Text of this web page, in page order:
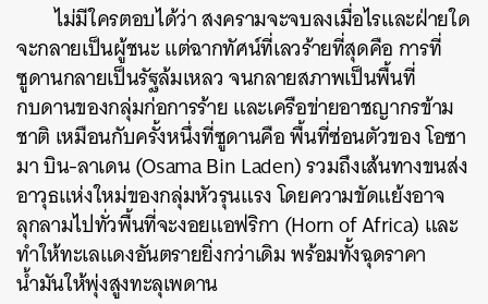
ไม่มีใครตอบได้ว่า สงครามจะจบลงเมื่อไรและฝ่ายใด
จะกลายเป็นผู้ชนะ แต่ฉากทัศน์ที่เลวร้ายที่สุดคือ การที่
ซูดานกลายเป็นรัฐล้มเหลว จนกลายสภาพเป็นพื้นที่
กบดานของกลุ่มก่อการร้าย และเครือข่ายอาชญากรข้าม
ชาติ เหมือนกับครั้งหนึ่งที่ซูดานคือ พื้นที่ซ่อนตัวของ โอซา
มา บิน-ลาเดน (Osama Bin Laden) รวมถึงเส้นทางขนส่ง
อาวุธแห่งใหม่ของกลุ่มหัวรุนแรง โดยความขัดแย้งอาจ
ลุกลามไปทั่วพื้นที่จะงอยแอฟริกา (Horn of Africa) และ
ทำให้ทะเลแดงอันตรายยิ่งกว่าเดิม พร้อมทั้งฉุดราคา
น้ำมันให้พุ่งสูงทะลุเพดาน